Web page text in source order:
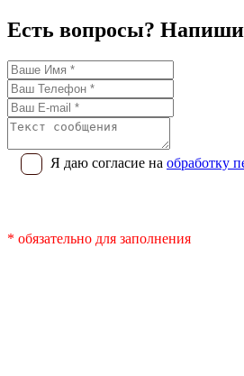
Есть вопросы?
Я даю согласие на обработку
* обязательно для заполнения